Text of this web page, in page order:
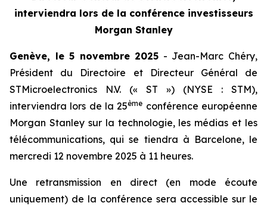
interviendra lors de la conférence investisseurs
Morgan Stanley
Genève, le 5 novembre 2025 - Jean-Marc Chéry,
Président du Directoire et Directeur Général de
STMicroelectronics N.V. (« ST ») (NYSE : STM),
interviendra lors de la 25ème conférence européenne
Morgan Stanley sur la technologie, les médias et les
télécommunications, qui se tiendra à Barcelone, le
mercredi 12 novembre 2025 à 11 heures.
Une retransmission en direct (en mode écoute
uniquement) de la conférence sera accessible sur le